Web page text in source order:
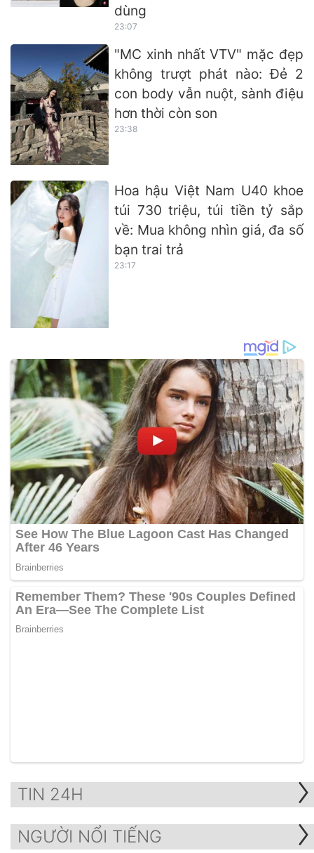
dùng
23:07
"MC xinh nhất VTV" mặc đẹp
không trượt phát nào: Đẻ 2
con body vẫn nuột, sành điệu
hơn thời còn son
23:38
Hoa hậu Việt Nam U40 khoe
túi 730 triệu, túi tiền tỷ sắp
về: Mua không nhìn giá, đa số
bạn trai trả
23:17
TIN 24H
NGƯỜI NỔI TIẾNG